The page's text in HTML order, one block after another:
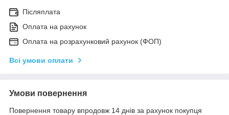
Післяплата
Оплата на рахунок
Оплата на розрахунковий рахунок (ФОП)
Всі умови оплати
Умови повернення
Повернення товару впродовж 14 днів за рахунок покупця